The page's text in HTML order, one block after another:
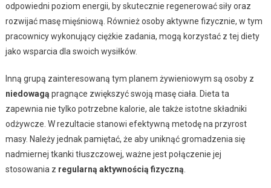
odpowiedni poziom energii, by skutecznie regenerować siły oraz
rozwijać masę mięśniową. Również osoby aktywne fizycznie, w tym
pracownicy wykonujący ciężkie zadania, mogą korzystać z tej diety
jako wsparcia dla swoich wysiłków.
Inną grupą zainteresowaną tym planem żywieniowym są osoby z
niedowagą pragnące zwiększyć swoją masę ciała. Dieta ta
zapewnia nie tylko potrzebne kalorie, ale także istotne składniki
odżywcze. W rezultacie stanowi efektywną metodę na przyrost
masy. Należy jednak pamiętać, że aby uniknąć gromadzenia się
nadmiernej tkanki tłuszczowej, ważne jest połączenie jej
stosowania z regularną aktywnością fizyczną